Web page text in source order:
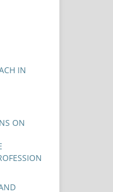
IN
ON